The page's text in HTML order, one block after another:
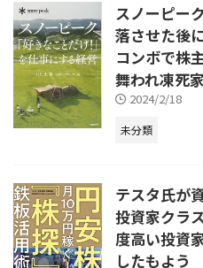
スノーピー
落させた後
コンボで株
舞われ凍死
2024/2/18
未分類
テスタ氏が
投資家クラ
度高い投資
したもよう